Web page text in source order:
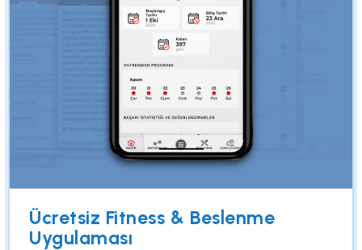
Ücretsiz Fitness & Beslenme
Uygulaması